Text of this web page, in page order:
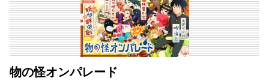
物の怪オンパレード